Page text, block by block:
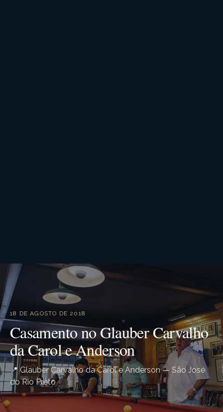
18 DE AGOSTO DE 2018
Casamento no Glauber Carvalho
da Carol e Anderson
📍 Glauber Carvalho da Carol e Anderson — São José
do Rio Preto